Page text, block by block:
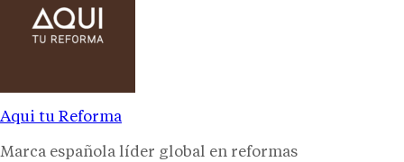
Aqui tu Reforma
Marca española líder global en reformas